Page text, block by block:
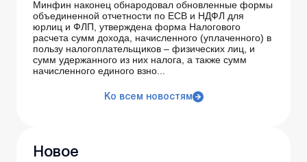
Минфин наконец обнародовал обновленные формы
объединенной отчетности по ЕСВ и НДФЛ для
юрлиц и ФЛП, утверждена форма Налогового
расчета сумм дохода, начисленного (уплаченного) в
пользу налогоплательщиков – физических лиц, и
сумм удержанного из них налога, а также сумм
начисленного единого взно...
Ко всем новостям
Новое